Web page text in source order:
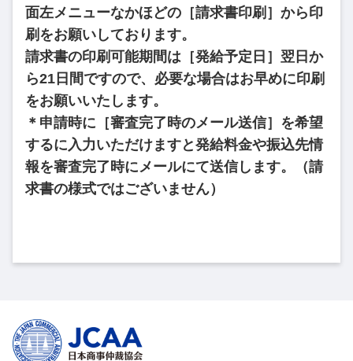
面左メニューなかほどの［請求書印刷］から印
刷をお願いしております。
請求書の印刷可能期間は［発給予定日］翌日か
ら21日間ですので、必要な場合はお早めに印刷
をお願いいたします。
＊申請時に［審査完了時のメール送信］を希望
するに入力いただけますと発給料金や振込先情
報を審査完了時にメールにて送信します。（請
求書の様式ではございません）